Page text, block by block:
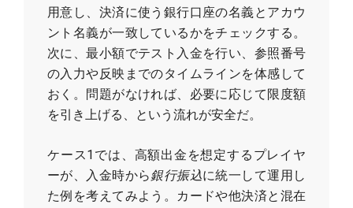
用意し、決済に使う銀行口座の名義とアカウ
ント名義が一致しているかをチェックする。
次に、最小額でテスト入金を行い、参照番号
の入力や反映までのタイムラインを体感して
おく。問題がなければ、必要に応じて限度額
を引き上げる、という流れが安全だ。
ケース1では、高額出金を想定するプレイヤ
ーが、入金時から銀行振込に統一して運用し
た例を考えてみよう。カードや他決済と混在